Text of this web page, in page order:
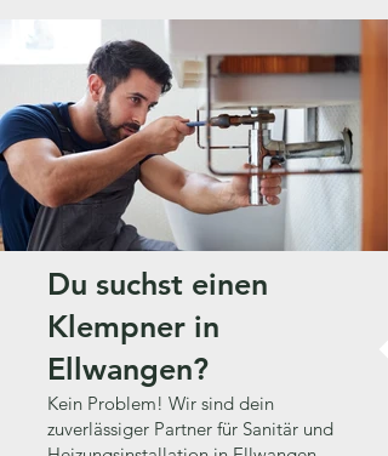
Du suchst einen
Klempner in
Ellwangen?
Kein Problem! Wir sind dein
zuverlässiger Partner für Sanitär und